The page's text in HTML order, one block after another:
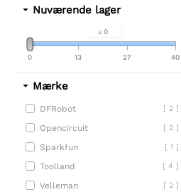
Nuværende lager
≥ 0
0 40
13 27
Mærke
DFRobot [ 2 ]
Opencircuit [ 2 ]
Sparkfun [ 1 ]
Toolland [ 4 ]
Velleman [ 2 ]